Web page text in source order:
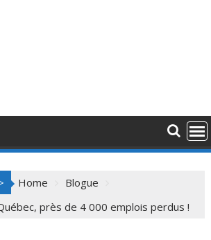
Home
Blogue
près de 4 000 emplois perdus !